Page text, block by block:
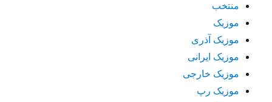
منتخب
موزیک
موزیک آذری
موزیک ایرانی
موزیک خارجی
موزیک رپ